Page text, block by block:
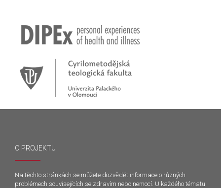
O PROJEKTU
Na těchto stránkách se můžete dozvědět informace o různých
problémech souvisejících se zdravím nebo nemocí. U každého tématu